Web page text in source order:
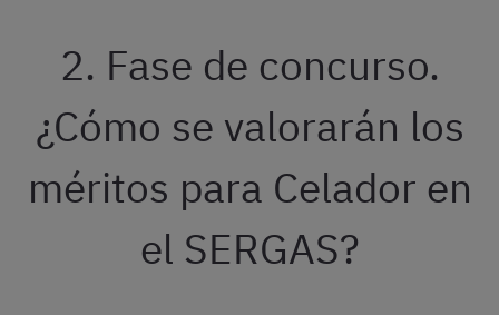
2. Fase de concurso.
¿Cómo se valorarán los
méritos para Celador en
el SERGAS?